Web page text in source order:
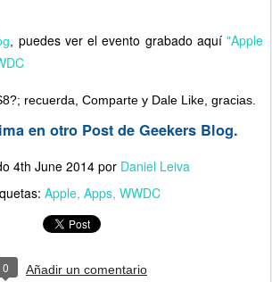
puedes ver el evento grabado aquí"Apple
recuerda, Comparte y Dale Like, gracias.
en otro Post de Geekers Blog.
4th June 2014 por Daniel Leiva
Apple Apps WWDC
0 Añadir un comentario